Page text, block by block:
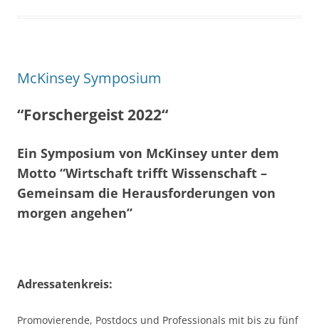
k
McKinsey Symposium
“Forschergeist 2022“
Ein Symposium von McKinsey unter dem
Motto “Wirtschaft trifft Wissenschaft –
Gemeinsam die Herausforderungen von
morgen angehen”
Adressatenkreis:
Promovierende, Postdocs und Professionals mit bis zu fünf